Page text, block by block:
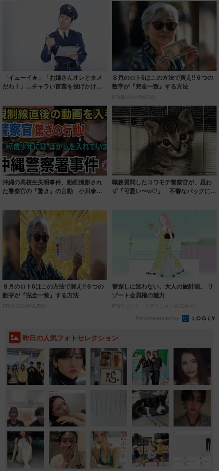
「イェーイ★」「お姉さんオレとタメ
だわ！」…チャラい言葉を投げかけ
８月のロト6はこの方法で買え!!６つの
数字が『完全一致』する方法
PR(株式会社MURA)
沖縄の高校生失明事件、動画撮影され
た警察官の「驚き」の言動 小川泰平
職務質問したコワモテ警察官が、思わ
ず「可愛い〜w♡」 不審なバッグに入
８月のロト6はこの方法で買え!!６つの
数字が『完全一致』する方法
PR(株式会社MURA)
宿探しに迷わない、大人の旅計画。 リ
ゾート会員権の魅力
PR(リゾート・ステーション株式会社)
Recommended by
昨日の人気フォトセレクション